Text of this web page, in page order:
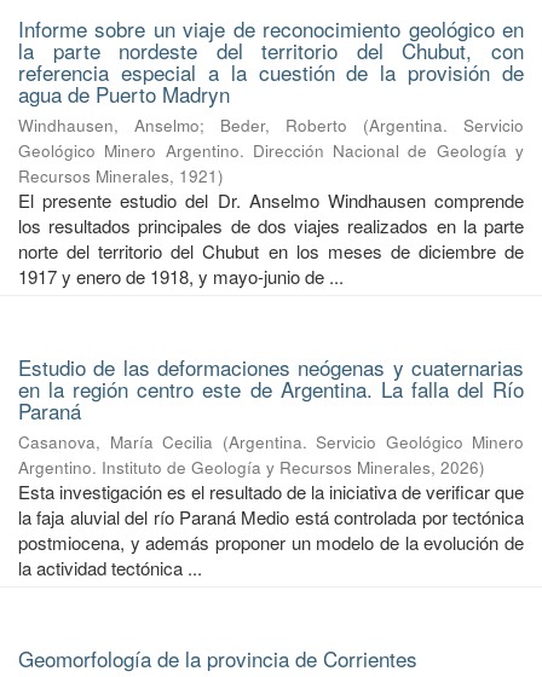
Informe sobre un viaje de reconocimiento geológico en
la parte nordeste del territorio del Chubut, con
referencia especial a la cuestión de la provisión de
agua de Puerto Madryn
Windhausen, Anselmo; Beder, Roberto (Argentina. Servicio
Geológico Minero Argentino. Dirección Nacional de Geología y
Recursos Minerales, 1921)
El presente estudio del Dr. Anselmo Windhausen comprende
los resultados principales de dos viajes realizados en la parte
norte del territorio del Chubut en los meses de diciembre de
1917 y enero de 1918, y mayo-junio de ...
Estudio de las deformaciones neógenas y cuaternarias
en la región centro este de Argentina. La falla del Río
Paraná
Casanova, María Cecilia (Argentina. Servicio Geológico Minero
Argentino. Instituto de Geología y Recursos Minerales, 2026)
Esta investigación es el resultado de la iniciativa de verificar que
la faja aluvial del río Paraná Medio está controlada por tectónica
postmiocena, y además proponer un modelo de la evolución de
la actividad tectónica ...
Geomorfología de la provincia de Corrientes